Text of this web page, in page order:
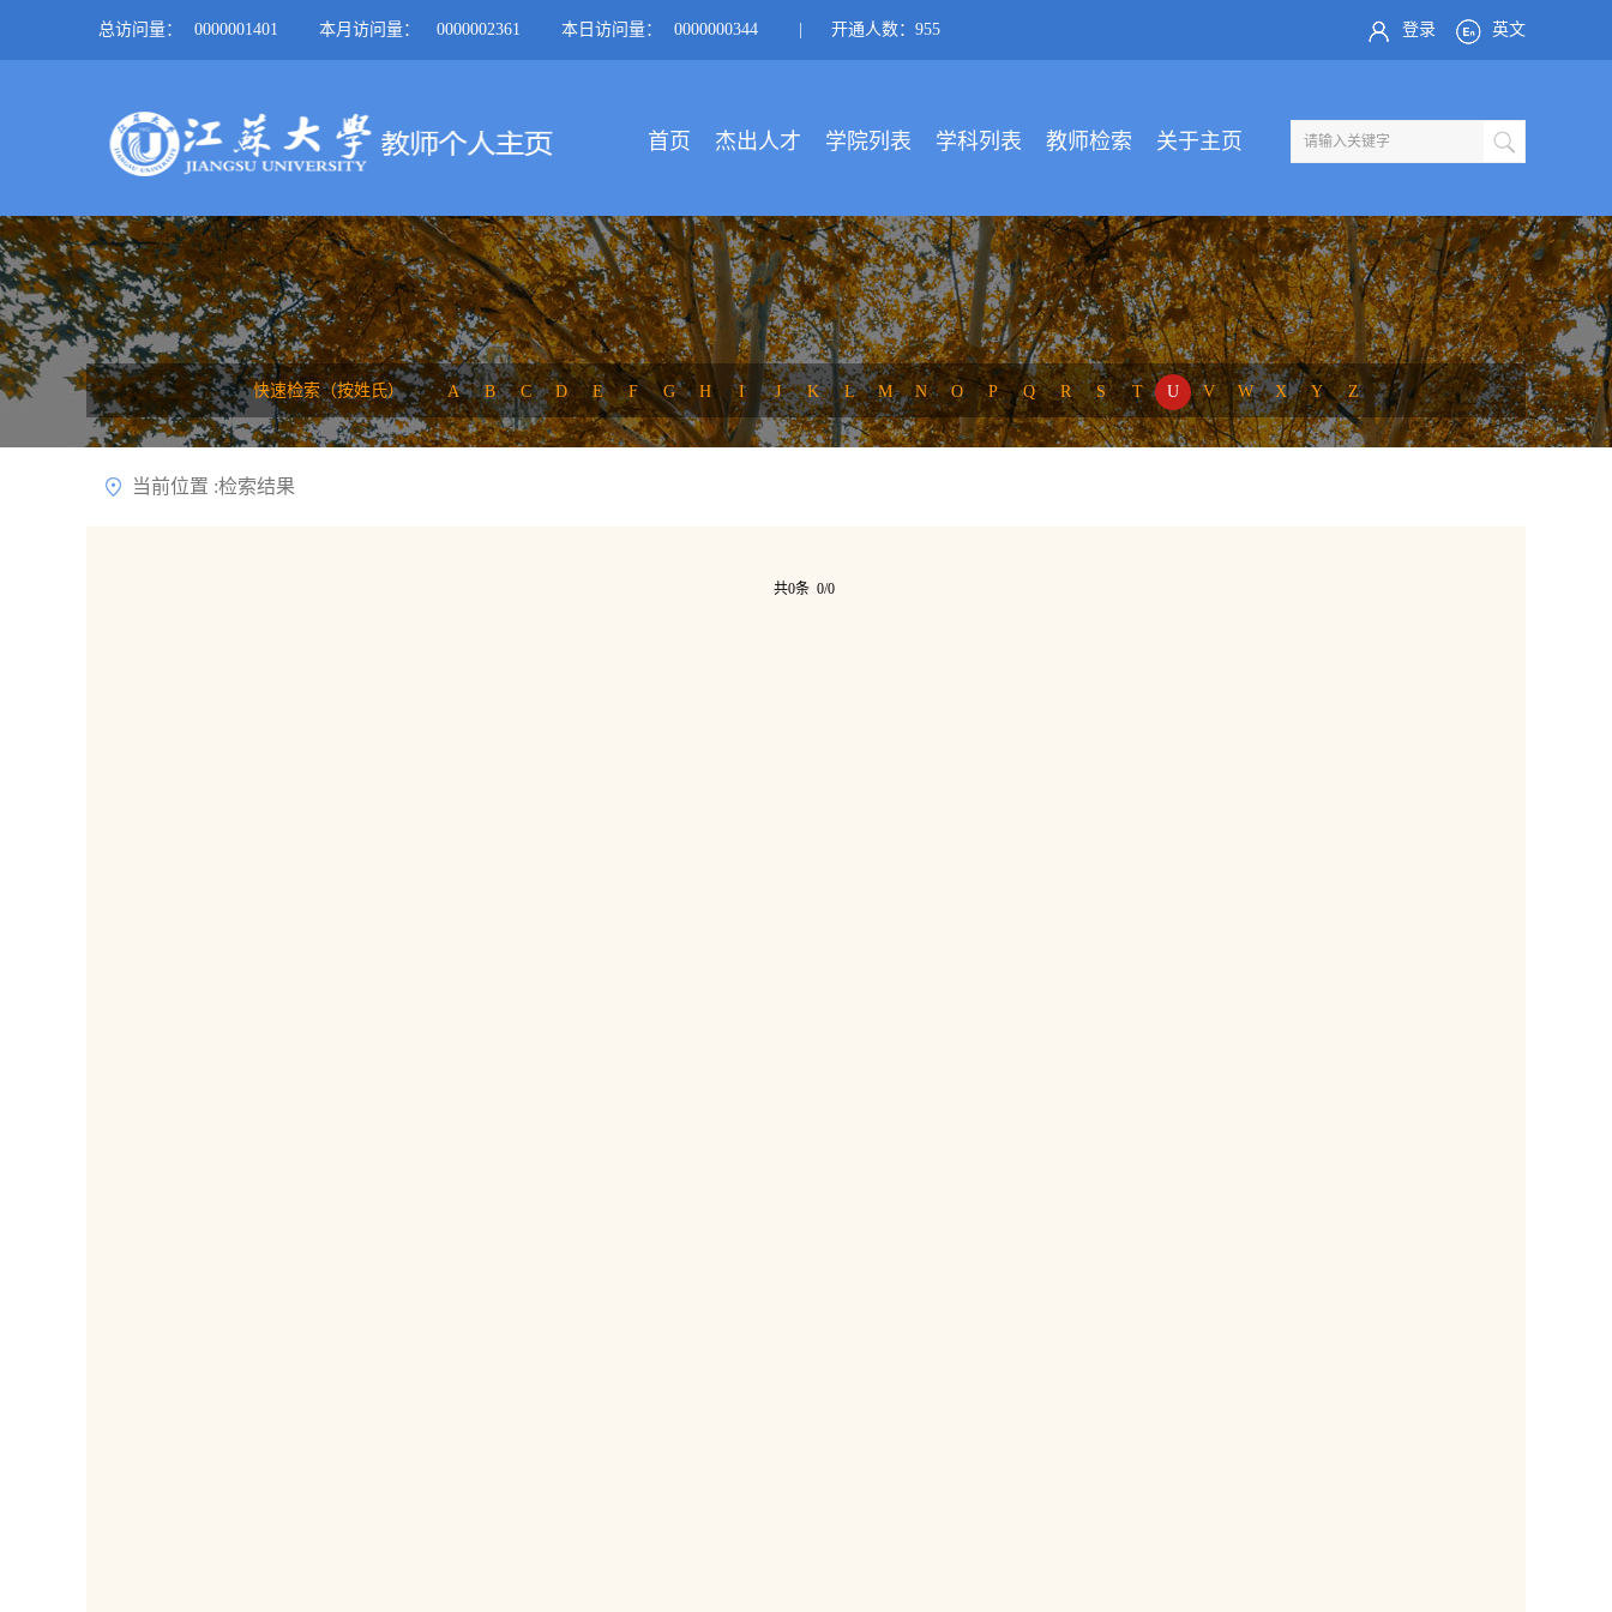
总访问量： 0000001401 本月访问量： 0000002361 本日访问量： 0000000344 开通人数：955 登录 英文
首页 杰出人才 学院列表 学科列表 教师检索 关于主页
快速检索（按姓氏） A B C D E F G H I J K L M N O P Q R S T U V W X Y Z
当前位置 :检索结果
共0条 0/0